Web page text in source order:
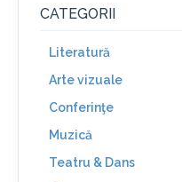
CATEGORII
Literatură
Arte vizuale
Conferinţe
Muzică
Teatru & Dans